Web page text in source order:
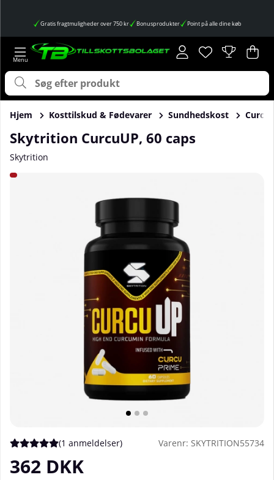
Gratis fragtmuligheder over 750 kr Bonusprodukter Point på alle dine køb
Ønskeliste
Antal på
. .
Hjem Kosttilskud & Fødevarer Sundhedskost
Skytrition CurcuUP, 60 caps
Skytrition
Produktbilleder Skytrition CurcuUP, 60 caps
Gennemsnitlig vurdering 5 ud af 5 Antal vurderinger 1
(1 anmeldelser) Varenr: SKYTRITION55734
362 DKK